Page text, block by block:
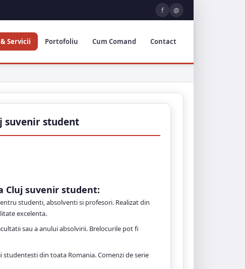
f @
Servicii Portofoliu Cum Comand Contact
suvenir student
Cluj suvenir student:
studenti, absolventi si profesori. Realizat din
excelenta.
sau a anului absolvirii. Brelocurile pot fi
din toata Romania. Comenzi de serie